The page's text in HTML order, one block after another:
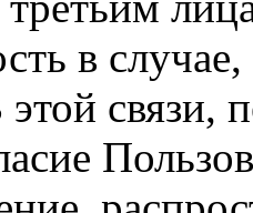
в
связи,